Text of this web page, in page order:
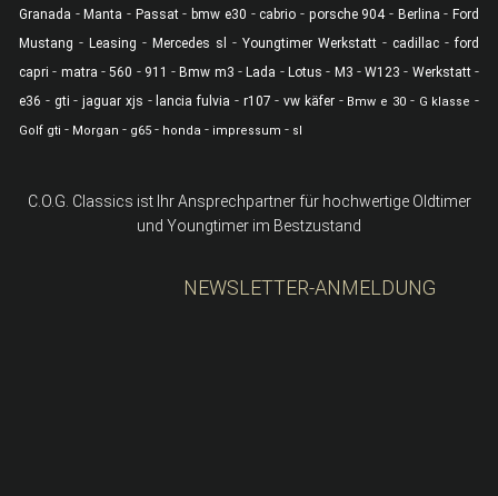
Granada -Manta - Passat-bmw e30 -cabrio - porsche 904- Berlina - Ford
Mustang - Leasing - Mercedes sl - Youngtimer Werkstatt - cadillac -ford
capri - matra -560 - 911 -Bmw m3 -Lada - Lotus - M3 -W123 - Werkstatt-
e36 - gti -jaguar xjs - lancia fulvia - r107 -vw käfer- Bmw e 30 - G klasse -
Golf gti - Morgan - g65 - honda - impressum - sl
C.O.G. Classics ist Ihr Ansprechpartner für hochwertige Oldtimer
und Youngtimer im Bestzustand
NEWSLETTER-ANMELDUNG